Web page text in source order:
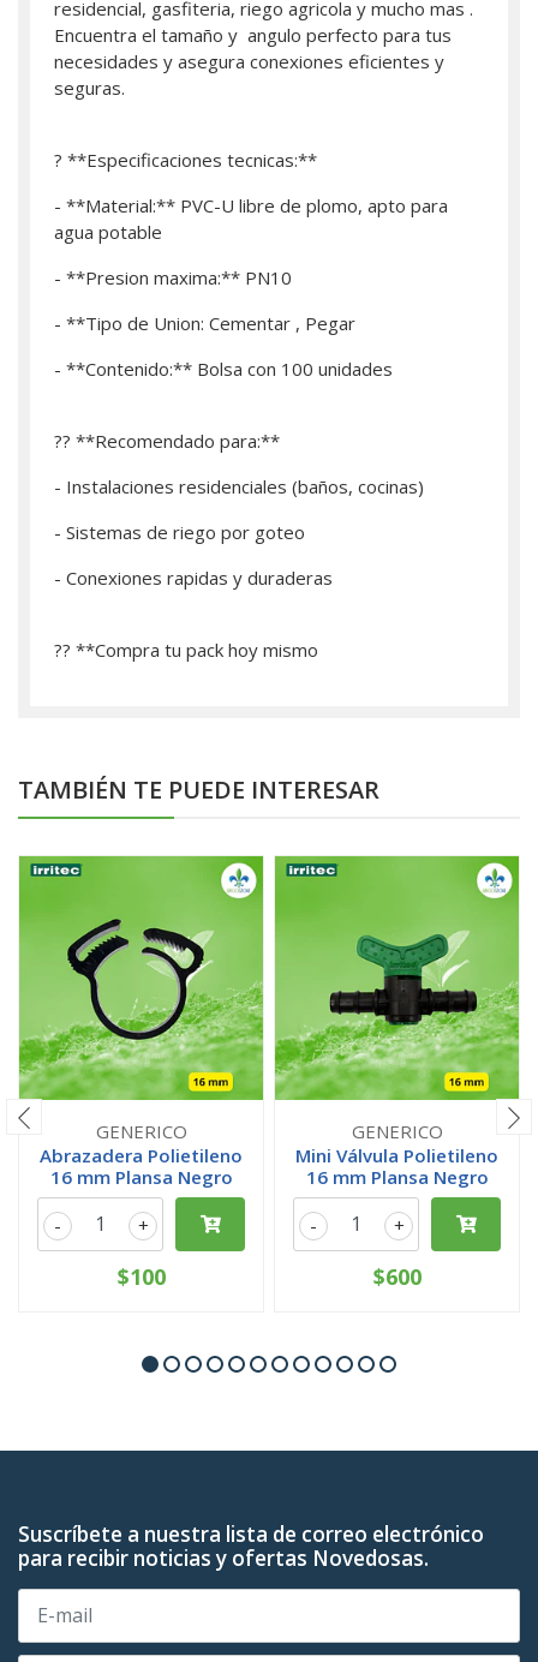
residencial, gasfiteria, riego agricola y mucho mas .
Encuentra el tamaño y angulo perfecto para tus
necesidades y asegura conexiones eficientes y
seguras.
? **Especificaciones tecnicas:**
- **Material:** PVC-U libre de plomo, apto para
agua potable
- **Presion maxima:** PN10
- **Tipo de Union: Cementar , Pegar
- **Contenido:** Bolsa con 100 unidades
?? **Recomendado para:**
- Instalaciones residenciales (baños, cocinas)
- Sistemas de riego por goteo
- Conexiones rapidas y duraderas
?? **­Compra tu pack hoy mismo
TAMBIÉN TE PUEDE INTERESAR
GENERICO
Abrazadera Polietileno
16 mm Plansa Negro
+
-
$100
GENERICO
Mini Válvula Polietileno
16 mm Plansa Negro
+
-
$600
Suscríbete a nuestra lista de correo electrónico
para recibir noticias y ofertas Novedosas.